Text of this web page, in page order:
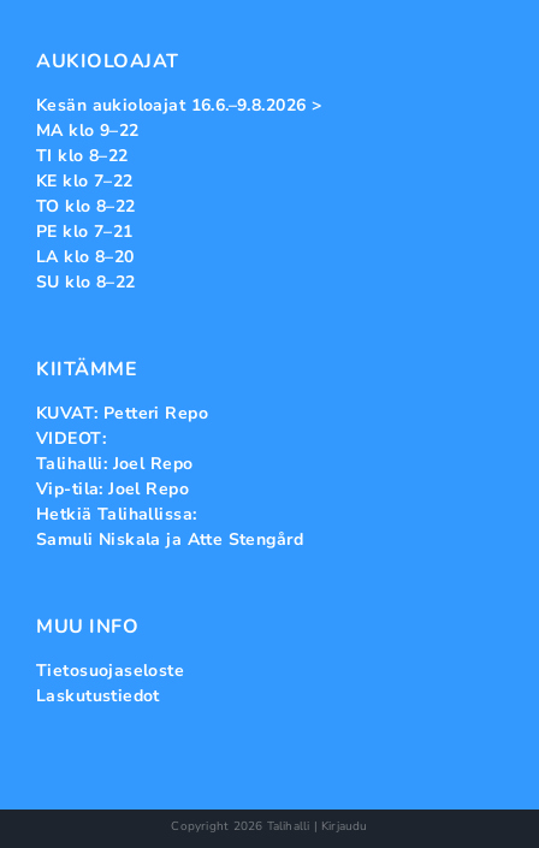
AUKIOLOAJAT
Kesän aukioloajat 16.6.–9.8.2026 >
MA klo 9–22
TI klo 8–22
KE klo 7–22
TO klo 8–22
PE klo 7–21
LA klo 8–20
SU klo 8–22
KIITÄMME
KUVAT: Petteri Repo
VIDEOT:
Talihalli: Joel Repo
Vip-tila: Joel Repo
Hetkiä Talihallissa:
Samuli Niskala ja Atte Stengård
MUU INFO
Tietosuojaseloste
Laskutustiedot
Copyright 2026 Talihalli | Kirjaudu